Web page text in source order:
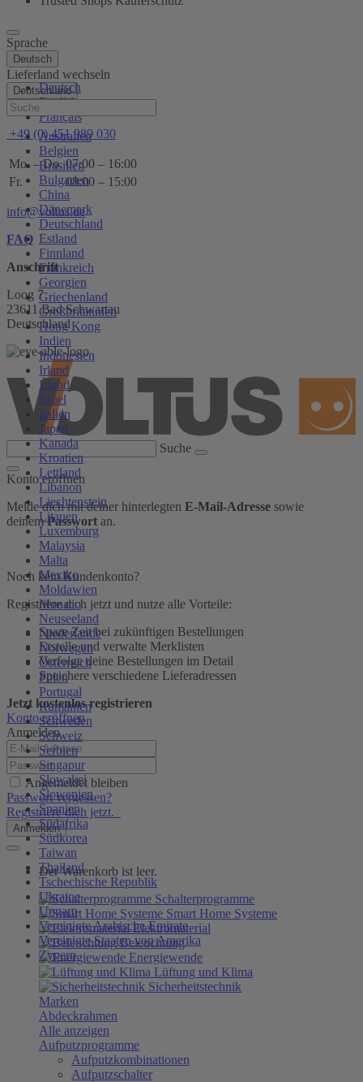
Sprache
Deutsch
Deutsch
English
Français
Lieferland wechseln
Deutschland
Australien
Belgien
Brasilien
Bulgarien
China
Dänemark
Deutschland
Estland
Finnland
Frankreich
Georgien
Griechenland
Großbritannien
Hong Kong
Indien
Indonesien
Irland
Island
Israel
Italien
Japan
Kanada
Kroatien
Lettland
Libanon
Liechtenstein
Litauen
Luxemburg
Malaysia
Malta
Mexiko
Moldawien
Monaco
Neuseeland
Niederlande
Norwegen
Österreich
Polen
Portugal
Rumänien
Schweden
Schweiz
Serbien
Singapur
Slowakei
Slowenien
Spanien
Südafrika
Südkorea
Taiwan
Thailand
Tschechische Republik
Ukraine
Ungarn
Vereinigte Arabische Emirate
Vereinigte Staaten von Amerika
Zypern
Hilfe
+49 (0) 451 989 030
Mo. – Do. 07:00 – 16:00
Fr.
08:00 – 15:00
info@voltus.de
FAQ
Anschrift
Loog 7
23611 Bad Schwartau
Deutschland
Suche
Konto eröffnen
Melde dich mit deiner hinterlegten E-Mail-Adresse sowie
deinemPasswort an.
Noch kein Kundenkonto?
Registriere dich jetzt und nutze alle Vorteile:
Spare Zeit bei zukünftigen Bestellungen
Erstelle und verwalte Merklisten
Verfolge deine Bestellungen im Detail
Speichere verschiedene Lieferadressen
Jetzt kostenlos registrieren
Konto eröffnen
Anmelden
Angemeldet bleiben
Passwort vergessen?
Registriere dich jetzt.
Anmelden
Der Warenkorb ist leer.
Schalterprogramme
Smart Home Systeme
Elektromaterial
Beleuchtung
Energiewende
Lüftung und Klima
Sicherheitstechnik
Marken
Abdeckrahmen
Alle anzeigen
Aufputzprogramme
Aufputzkombinationen
Aufputzschalter